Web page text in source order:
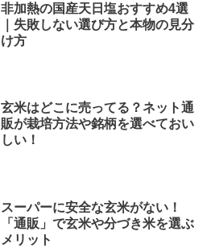
非加熱の国産天日塩おすすめ4選
｜失敗しない選び方と本物の見分
け方
玄米はどこに売ってる？ネット通
販が栽培方法や銘柄を選べておい
しい！
スーパーに安全な玄米がない！
「通販」で玄米や分づき米を選ぶ
メリット